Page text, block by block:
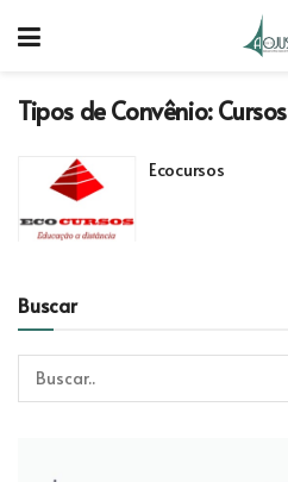
Tipos de Convênio:Cursos
Ecocursos
Buscar